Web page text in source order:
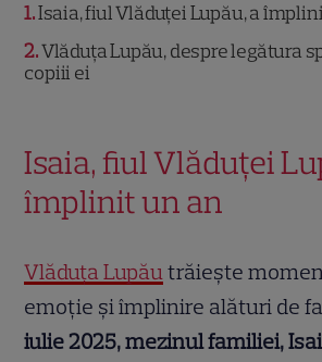
1 Isaia, fiul Vlăduței Lupău, a
2 Vlăduța Lupău, despre legătura
copiii ei
Isaia, fiul Vlăduței
împlinit un an
Vlăduța Lupăutrăiește
emoție și împlinire alături de
iulie 2025, mezinul familiei,